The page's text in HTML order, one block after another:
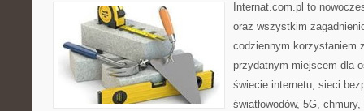
Internat.com.pl to
oraz wszystkim
codziennym korzystaniem
przydatnym miejscem dla
świecie internetu, sieci
światłowodów, 5G,